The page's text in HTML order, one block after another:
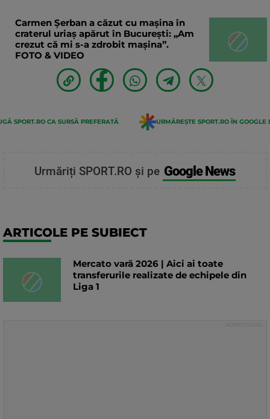
Carmen Șerban a căzut cu mașina în
craterul uriaș apărut în București: „Am
crezut că mi s-a zdrobit mașina”.
FOTO & VIDEO
SPORT.RO CA SURSĂ PREFERATĂ URMĂREȘTE SPORT.RO ÎN GOOGLE
Urmăriți SPORT.RO și pe Google News
ARTICOLE PE SUBIECT
Mercato vară 2026 | Aici ai toate
transferurile realizate de echipele din
Liga 1